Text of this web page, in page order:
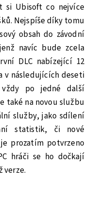
si Ubisoft co nejvíce
Nejspíše díky tomu
obsah do závodní
navíc bude zcela
DLC nabízející 12
v následujících deseti
po jedné další
také na novou službu
služby, jako sdílení
statistik, či nové
prozatím potvrzeno
hráči se ho dočkají
verze.